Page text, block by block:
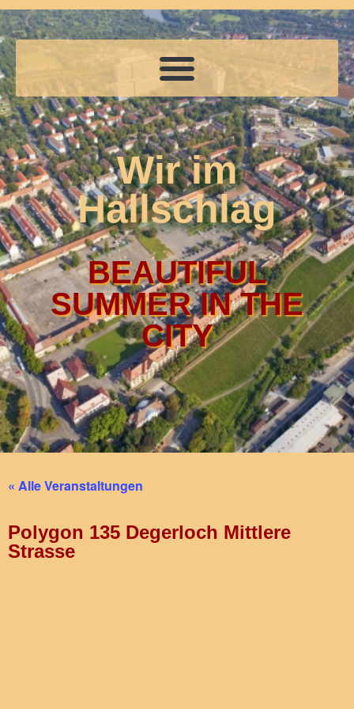
Wir im
Hallschlag
BEAUTIFUL
SUMMER IN THE
CITY
« Alle Veranstaltungen
Polygon 135 Degerloch Mittlere
Strasse